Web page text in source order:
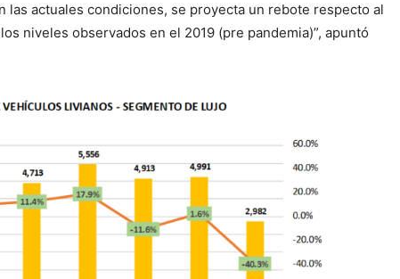
las actuales condiciones, se proyecta un rebote respecto al
niveles observados en el 2019 (pre pandemia)”, apuntó